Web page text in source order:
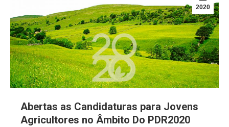
2020
Abertas as Candidaturas para Jovens
Agricultores no Âmbito Do PDR2020